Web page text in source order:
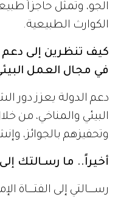
الجو، وتمثل حاجزاً
الكوارث الطبيعية.
كيف تنظرين إلى دعم
في مجال العمل
دعم الدولة يعزز دور
البيئي والمناخي، من خلال
وتحفيزهم بالجوائز،
أخيراً.. ما رسـالتك إلى
رســـــالتي إلى